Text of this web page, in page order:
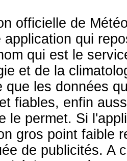
officielle de
application qui
qui est le
et de la
que les données
fiables, enfin
le permet. Si
gros point faible
de publicités. A